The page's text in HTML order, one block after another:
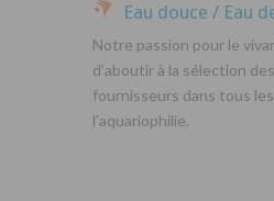
Eau douce / Eau
Notre passion pour le
d’aboutir à la sélection
fournisseurs dans tous
l’aquariophilie.